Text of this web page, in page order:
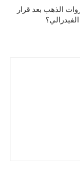
الذهب بعد قرار